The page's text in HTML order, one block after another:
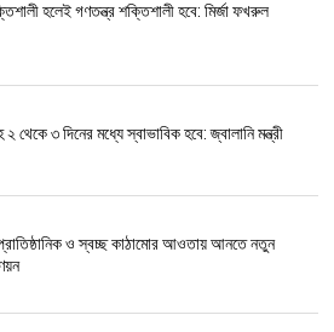
হলেই গণতন্ত্র শক্তিশালী হবে: মির্জা ফখরুল
থেকে ৩ দিনের মধ্যে স্বাভাবিক হবে: জ্বালানি মন্ত্রী
প্রাতিষ্ঠানিক ও স্বচ্ছ কাঠামোর আওতায় আনতে নতুন